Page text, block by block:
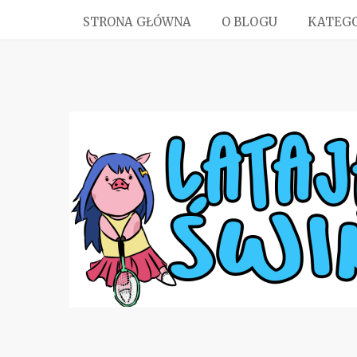
STRONA GŁÓWNA O BLOGU